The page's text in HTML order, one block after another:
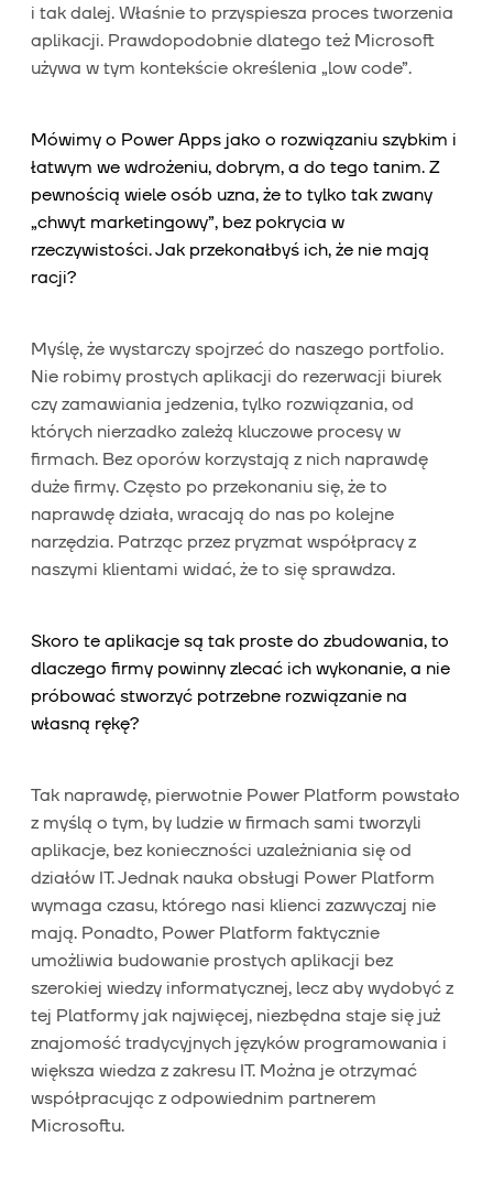
i tak dalej. Właśnie to przyspiesza proces tworzenia
aplikacji. Prawdopodobnie dlatego też Microsoft
używa w tym kontekście określenia „low code”.
Mówimy o Power Apps jako o rozwiązaniu szybkim i
łatwym we wdrożeniu, dobrym, a do tego tanim. Z
pewnością wiele osób uzna, że to tylko tak zwany
„chwyt marketingowy”, bez pokrycia w
rzeczywistości. Jak przekonałbyś ich, że nie mają
racji?
Myślę, że wystarczy spojrzeć do naszego portfolio.
Nie robimy prostych aplikacji do rezerwacji biurek
czy zamawiania jedzenia, tylko rozwiązania, od
których nierzadko zależą kluczowe procesy w
firmach. Bez oporów korzystają z nich naprawdę
duże firmy. Często po przekonaniu się, że to
naprawdę działa, wracają do nas po kolejne
narzędzia. Patrząc przez pryzmat współpracy z
naszymi klientami widać, że to się sprawdza.
Skoro te aplikacje są tak proste do zbudowania, to
dlaczego firmy powinny zlecać ich wykonanie, a nie
próbować stworzyć potrzebne rozwiązanie na
własną rękę?
Tak naprawdę, pierwotnie Power Platform powstało
z myślą o tym, by ludzie w firmach sami tworzyli
aplikacje, bez konieczności uzależniania się od
działów IT. Jednak nauka obsługi Power Platform
wymaga czasu, którego nasi klienci zazwyczaj nie
mają. Ponadto, Power Platform faktycznie
umożliwia budowanie prostych aplikacji bez
szerokiej wiedzy informatycznej, lecz aby wydobyć z
tej Platformy jak najwięcej, niezbędna staje się już
znajomość tradycyjnych języków programowania i
większa wiedza z zakresu IT. Można je otrzymać
współpracując z odpowiednim partnerem
Microsoftu.